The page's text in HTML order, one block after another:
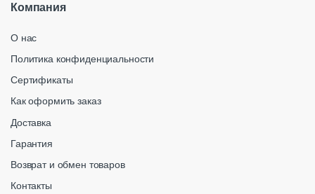
Компания
О нас
Политика конфиденциальности
Сертификаты
Как оформить заказ
Доставка
Гарантия
Возврат и обмен товаров
Контакты